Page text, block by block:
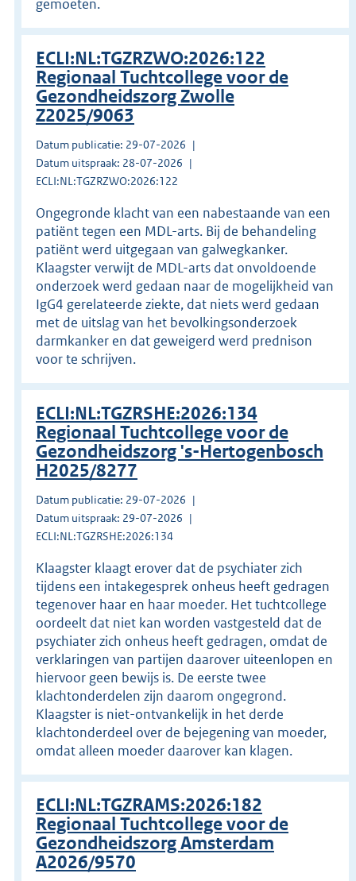
gemoeten.
ECLI:NL:TGZRZWO:2026:122
Regionaal Tuchtcollege voor de
Gezondheidszorg Zwolle
Z2025/9063
Datum publicatie: 29-07-2026
Datum uitspraak: 28-07-2026
ECLI:NL:TGZRZWO:2026:122
Ongegronde klacht van een nabestaande van een
patiënt tegen een MDL-arts. Bij de behandeling
patiënt werd uitgegaan van galwegkanker.
Klaagster verwijt de MDL-arts dat onvoldoende
onderzoek werd gedaan naar de mogelijkheid van
IgG4 gerelateerde ziekte, dat niets werd gedaan
met de uitslag van het bevolkingsonderzoek
darmkanker en dat geweigerd werd prednison
voor te schrijven.
ECLI:NL:TGZRSHE:2026:134
Regionaal Tuchtcollege voor de
Gezondheidszorg 's-Hertogenbosch
H2025/8277
Datum publicatie: 29-07-2026
Datum uitspraak: 29-07-2026
ECLI:NL:TGZRSHE:2026:134
Klaagster klaagt erover dat de psychiater zich
tijdens een intakegesprek onheus heeft gedragen
tegenover haar en haar moeder. Het tuchtcollege
oordeelt dat niet kan worden vastgesteld dat de
psychiater zich onheus heeft gedragen, omdat de
verklaringen van partijen daarover uiteenlopen en
hiervoor geen bewijs is. De eerste twee
klachtonderdelen zijn daarom ongegrond.
Klaagster is niet-ontvankelijk in het derde
klachtonderdeel over de bejegening van moeder,
omdat alleen moeder daarover kan klagen.
ECLI:NL:TGZRAMS:2026:182
Regionaal Tuchtcollege voor de
Gezondheidszorg Amsterdam
A2026/9570